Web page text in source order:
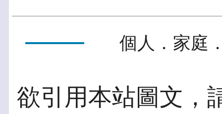
個人．家庭
欲引用本站圖文，